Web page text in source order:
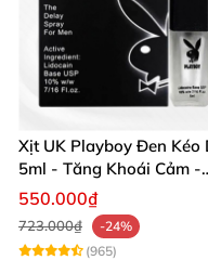
Xịt UK Playboy Đen Kéo
5ml - Tăng Khoái Cảm -
Đặt Ngay
550.000₫
723.000₫
-24%
(965)